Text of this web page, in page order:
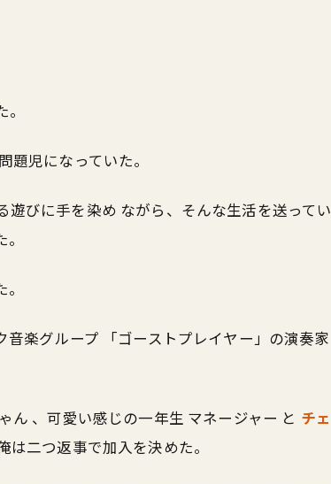
児になっていた。
びに手を染め ながら、そんな生活を送ってい
楽グループ 「ゴーストプレイヤー」の演奏家
ん 、可愛い感じの一年生 マネージャー と チェ
二つ返事で加入を決めた。